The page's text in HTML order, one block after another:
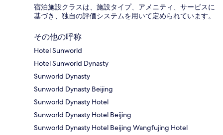
宿泊施設クラスは、施設タイプ、アメニティ、サービスに
基づき、独自の評価システムを用いて定められています。
その他の呼称
Hotel Sunworld
Hotel Sunworld Dynasty
Sunworld Dynasty
Sunworld Dynasty Beijing
Sunworld Dynasty Hotel
Sunworld Dynasty Hotel Beijing
Sunworld Dynasty Hotel Beijing Wangfujing Hotel